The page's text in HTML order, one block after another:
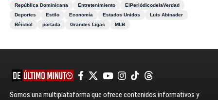
República Dominicana
Entretenimiento
ElPeriódicodelaVerdad
Deportes
Estilo Economía Estados Unidos
Luis Abinader
Béisbol
portada Grandes Ligas MLB
Somos una multiplataforma que ofrece contenidos informativos y